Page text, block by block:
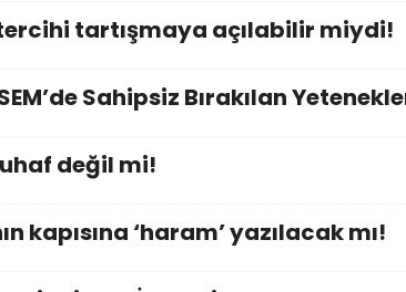
tercihi tartışmaya açılabilir miydi!
Sahipsiz Bırakılan
değil mi!
kapısına ‘haram’ yazılacak mı!